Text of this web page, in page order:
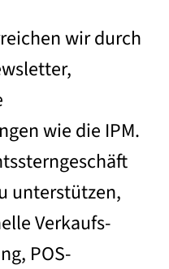
wir durch
wie die IPM.
unterstützen,
Verkaufs-
POS-